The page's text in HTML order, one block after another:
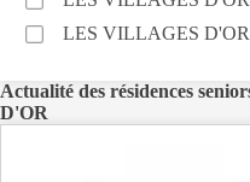
LES VILLAGES D'OR
Actualité des résidences
D'OR